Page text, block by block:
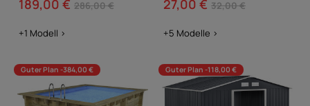
189,00 € 286,00 €
+1 Modell >
27,00 € 32,00 €
+5 Modelle >
Guter Plan -384,00 € Guter Plan -118,00 €